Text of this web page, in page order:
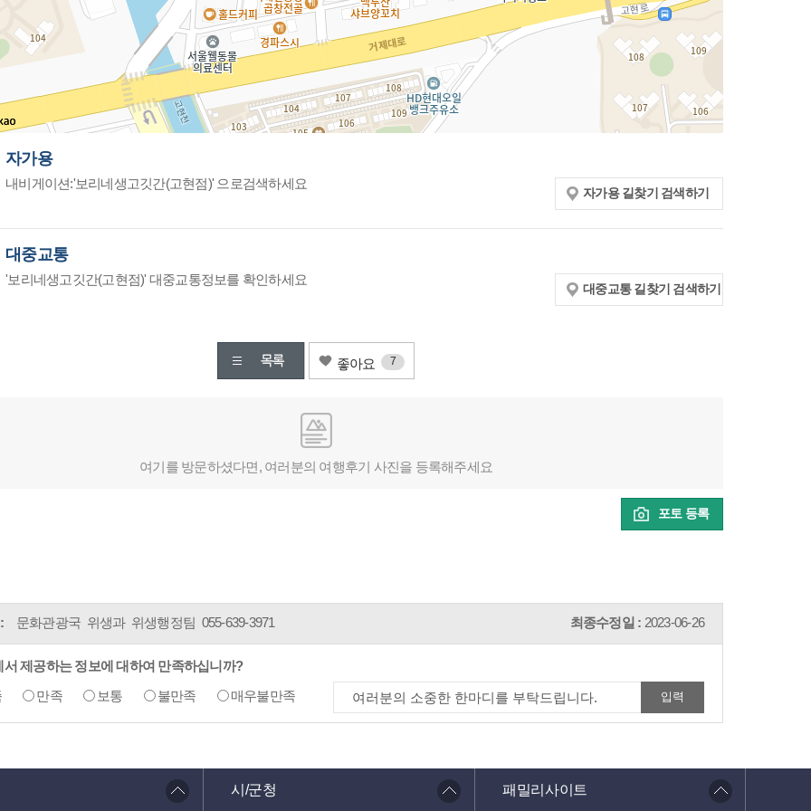
자가용
내비게이션:'보리네생고깃간(고현점)' 으로검색하세요
자가용 길찾기 검색하기
대중교통
'보리네생고깃간(고현점)' 대중교통정보를 확인하세요
대중교통 길찾기 검색하기
좋아요 7
여기를 방문하셨다면, 여러분의 여행후기 사진을 등록해주세요
포토 등록
문화관광국 위생과 위생행정팀 055-639-3971 최종수정일 : 2023-06-26
서 제공하는 정보에 대하여 만족하십니까?
만족 보통 불만족 매우불만족
시/군청 패밀리사이트